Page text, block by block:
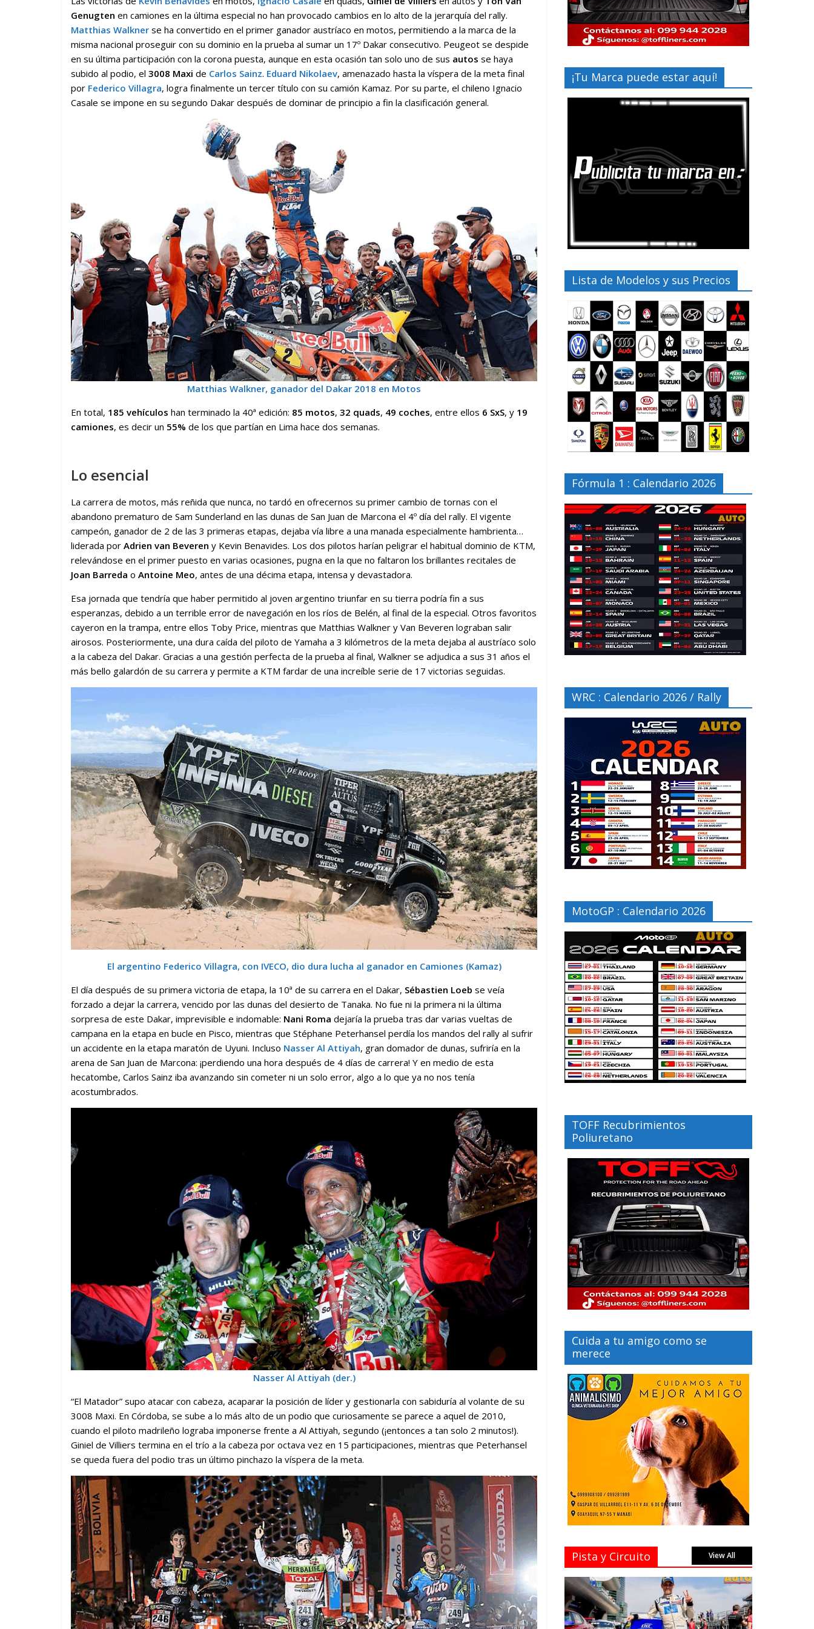
Genugten en camiones en la última especial no han provocado cambios en lo alto de la jerarquía del rally.
Matthias Walkner se ha convertido en el primer ganador austríaco en motos, permitiendo a la marca de la
misma nacional proseguir con su dominio en la prueba al sumar un 17º Dakar consecutivo. Peugeot se despide
en su última participación con la corona puesta, aunque en esta ocasión tan solo uno de sus autos se haya
subido al podio, el 3008 Maxi de Carlos Sainz. Eduard Nikolaev, amenazado hasta la víspera de la meta final
por Federico Villagra, logra finalmente un tercer título con su camión Kamaz. Por su parte, el chileno Ignacio
Casale se impone en su segundo Dakar después de dominar de principio a fin la clasificación general.
Matthias Walkner, ganador del Dakar 2018 en Motos
En total, 185 vehículos han terminado la 40ª edición: 85 motos, 32 quads, 49 coches, entre ellos 6 SxS, y 19
camiones, es decir un 55% de los que partían en Lima hace dos semanas.
Lo esencial
La carrera de motos, más reñida que nunca, no tardó en ofrecernos su primer cambio de tornas con el
abandono prematuro de Sam Sunderland en las dunas de San Juan de Marcona el 4º día del rally. El vigente
campeón, ganador de 2 de las 3 primeras etapas, dejaba vía libre a una manada especialmente hambrienta…
liderada por Adrien van Beveren y Kevin Benavides. Los dos pilotos harían peligrar el habitual dominio de KTM,
relevándose en el primer puesto en varias ocasiones, pugna en la que no faltaron los brillantes recitales de
Joan Barreda o Antoine Meo, antes de una décima etapa, intensa y devastadora.
Esa jornada que tendría que haber permitido al joven argentino triunfar en su tierra podría fin a sus
esperanzas, debido a un terrible error de navegación en los ríos de Belén, al final de la especial. Otros favoritos
cayeron en la trampa, entre ellos Toby Price, mientras que Matthias Walkner y Van Beveren lograban salir
airosos. Posteriormente, una dura caída del piloto de Yamaha a 3 kilómetros de la meta dejaba al austríaco solo
a la cabeza del Dakar. Gracias a una gestión perfecta de la prueba al final, Walkner se adjudica a sus 31 años el
más bello galardón de su carrera y permite a KTM fardar de una increíble serie de 17 victorias seguidas.
El argentino Federico Villagra, con IVECO, dio dura lucha al ganador en Camiones (Kamaz)
El día después de su primera victoria de etapa, la 10ª de su carrera en el Dakar, Sébastien Loeb se veía
forzado a dejar la carrera, vencido por las dunas del desierto de Tanaka. No fue ni la primera ni la última
sorpresa de este Dakar, imprevisible e indomable: Nani Roma dejaría la prueba tras dar varias vueltas de
campana en la etapa en bucle en Pisco, mientras que Stéphane Peterhansel perdía los mandos del rally al sufrir
un accidente en la etapa maratón de Uyuni. Incluso Nasser Al Attiyah, gran domador de dunas, sufriría en la
arena de San Juan de Marcona: ¡perdiendo una hora después de 4 días de carrera! Y en medio de esta
hecatombe, Carlos Sainz iba avanzando sin cometer ni un solo error, algo a lo que ya no nos tenía
acostumbrados.
Nasser Al Attiyah (der.)
“El Matador” supo atacar con cabeza, acaparar la posición de líder y gestionarla con sabiduría al volante de su
3008 Maxi. En Córdoba, se sube a lo más alto de un podio que curiosamente se parece a aquel de 2010,
cuando el piloto madrileño lograba imponerse frente a Al Attiyah, segundo (¡entonces a tan solo 2 minutos!).
Giniel de Villiers termina en el trío a la cabeza por octava vez en 15 participaciones, mientras que Peterhansel
se queda fuera del podio tras un último pinchazo la víspera de la meta.
¡Tu Marca puede estar aquí!
Lista de Modelos y sus Precios
Fórmula 1 : Calendario 2026
WRC : Calendario 2026 / Rally
MotoGP : Calendario 2026
TOFF Recubrimientos
Poliuretano
Cuida a tu amigo como se
merece
Pista y Circuito View All